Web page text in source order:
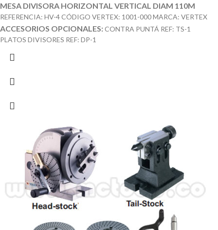
MESA DIVISORA HORIZONTAL VERTICAL DIAM 110M
REFERENCIA: HV-4 CÓDIGO VERTEX: 1001-000 MARCA: VERTEX
ACCESORIOS OPCIONALES:CONTRA PUNTÁ REF: TS-1
PLATOS DIVISORES REF: DP-1